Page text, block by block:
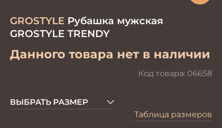
GROSTYLE Рубашка мужская
GROSTYLE TRENDY
Данного товара нет в наличии
Код товара: 06658
ВЫБРАТЬ РАЗМЕР
Таблица размеров